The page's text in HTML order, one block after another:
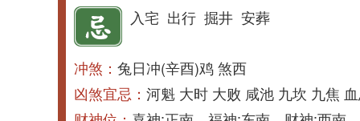
入宅 出行 掘井 安葬
冲煞： 兔日冲(辛酉)鸡 煞西
凶煞宜忌： 河魁 大时 大败 咸池 九坎 九焦